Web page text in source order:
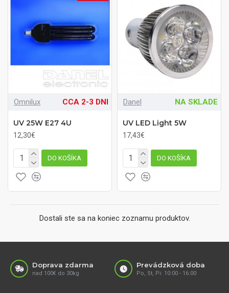
Omnilux CCA 2-3 DNI
UV 25W E27 4U
12,30€
DO KOŠÍKA
Danel NA SKLADE
UV LED Light 5W
17,43€
DO KOŠÍKA
Dostali ste sa na koniec zoznamu produktov.
Doprava zdarma
nad 100€ do 30kg
Prevádzková doba
Po, St, Pi: 10:00 - 16:00